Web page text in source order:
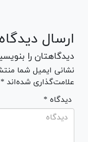
ارسال دیدگاه
دیدگاهتان را
نشانی ایمیل شما
علامت‌گذاری شده‌اند *
* دیدگاه